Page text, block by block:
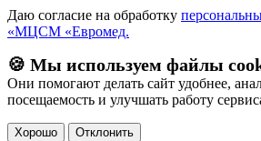
Даю согласие на обработку
«МЦСМ «Евромед.
🍪 Мы используем файлы
Они помогают делать сайт удобнее,
посещаемость и улучшать работу
Хорошо Отклонить